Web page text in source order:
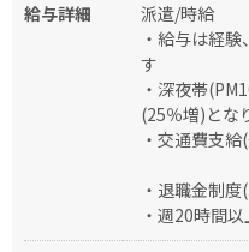
給与詳細
派遣/時給
・給与は経
す
・深夜帯
(25％増)とな
・交通費支
・退職金制度
・週20時間